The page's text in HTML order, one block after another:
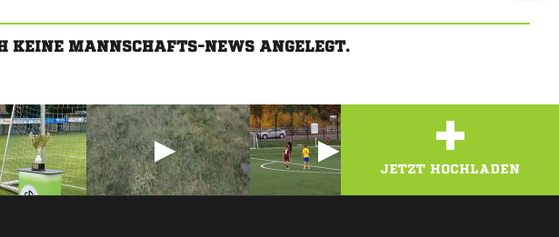
KEINE MANNSCHAFTS-NEWS ANGELEGT.
+
JETZT HOCHLADEN